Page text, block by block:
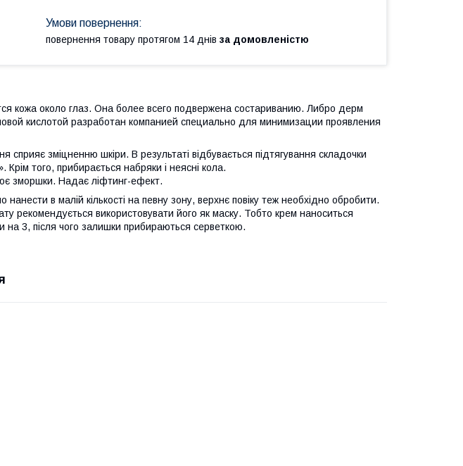
повернення товару протягом 14 днів за домовленістю
кожа около глаз. Она более всего подвержена состариванию. Либро дерм
кислотой разработан компанией специально для минимизации проявления
зміцненню шкіри. В результаті відбувається підтягування складочки
Крім того, прибирається набряки і неясні кола.
зморшки. Надає ліфтинг-ефект.
в малій кількості на певну зону, верхнє повіку теж необхідно обробити.
рекомендується використовувати його як маску. Тобто крем наноситься
на 3, після чого залишки прибираються серветкою.